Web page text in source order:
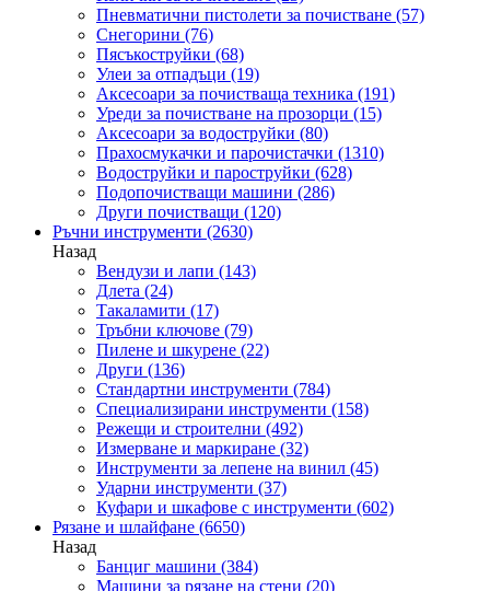
Пневматични пистолети за почистване (57)
Снегорини (76)
Пясъкоструйки (68)
Улеи за отпадъци (19)
Аксесоари за почистваща техника (191)
Уреди за почистване на прозорци (15)
Аксесоари за водоструйки (80)
Прахосмукачки и парочистачки (1310)
Водоструйки и пароструйки (628)
Подопочистващи машини (286)
Други почистващи (120)
Ръчни инструменти (2630)
Назад
Вендузи и лапи (143)
Длета (24)
Такаламити (17)
Тръбни ключове (79)
Пилене и шкурене (22)
Други (136)
Стандартни инструменти (784)
Специализирани инструменти (158)
Режещи и строителни (492)
Измерване и маркиране (32)
Инструменти за лепене на винил (45)
Ударни инструменти (37)
Куфари и шкафове с инструменти (602)
Рязане и шлайфане (6650)
Назад
Банциг машини (384)
Машини за рязане на стени (20)